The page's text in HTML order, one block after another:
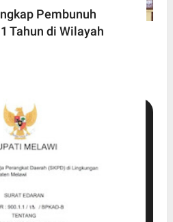
Pembunuh
Tahun di Wilayah